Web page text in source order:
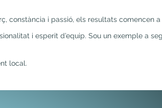
constància i passió, els resultats comencen
i esperit d’equip. Sou un exemple a
local.